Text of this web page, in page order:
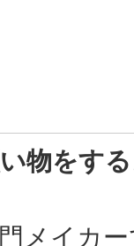
物をす
メイカ